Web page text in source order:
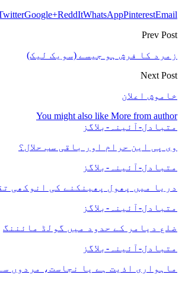
Google+ReddItWhatsAppPinterestEmail
Prev Post
زمرد کا فرش ہو جیسے (سویک لیک)
Next Post
خاموش اعلان
You might also like More from author
متبادل-آئینہ-بلاگز
وی پی این حرام اور باقی سب حلال؟
متبادل-آئینہ-بلاگز
دریا میں پھول پھینکنے کی انوکھی
متبادل-آئینہ-بلاگز
ضلع دیامر کے حدود میں گولڈ مائننگ
متبادل-آئینہ-بلاگز
ماہواری اذیت ہے یا نجاست، مردوں